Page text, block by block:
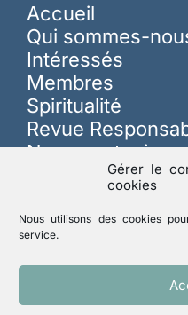
Gérer le
cookies
Nous utilisons des cookies
service.
Accueil
Qui sommes-
Intéressés
Membres
Spiritualité
Revue
Nous soutenir
Lutte contre les